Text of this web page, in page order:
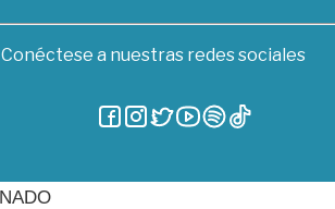
Conéctese a nuestras redes sociales